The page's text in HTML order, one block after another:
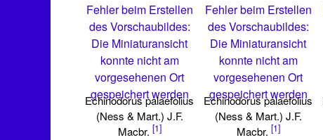
Fehler beim Erstellen
des Vorschaubildes:
Die Miniaturansicht
konnte nicht am
vorgesehenen Ort
gespeichert werden
Echinodorus palaefolius
(Ness & Mart.) J.F.
Macbr. [1]
Fehler beim Erstellen
des Vorschaubildes:
Die Miniaturansicht
konnte nicht am
vorgesehenen Ort
gespeichert werden
Echinodorus palaefolius
(Ness & Mart.) J.F.
Macbr. [1]